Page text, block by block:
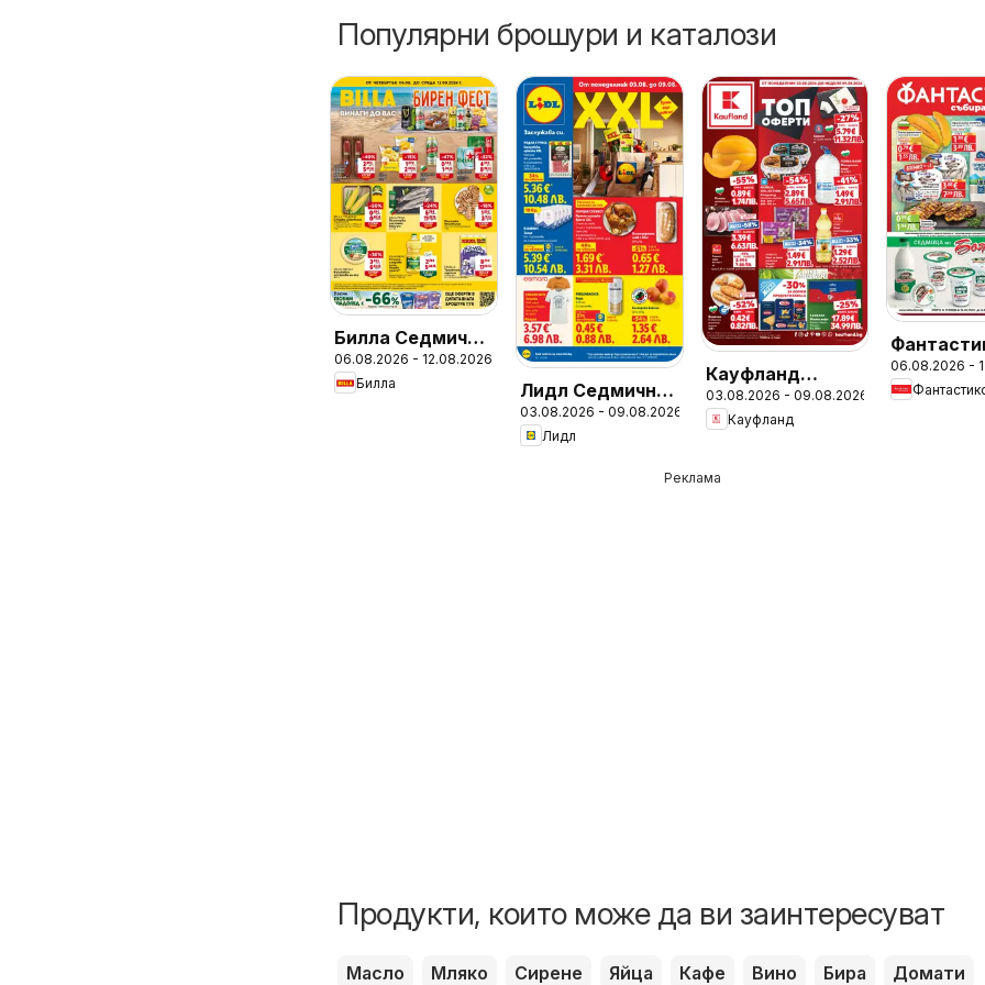
Популярни брошури и каталози
Билла Седмична
брошура
06.08.2026 - 12.08.2026
Билла
Лидл Седмична
брошура
03.08.2026 - 09.08.2026
Лидл
Кауфланд
Седмична
брошура
03.08.2026 - 09.08.2026
Кауфланд
Седмична
брошура
06.08.2026 -
Реклама
Продукти, които може да ви заинтересуват
Масло Мляко Сирене Яйца Кафе Вино Бира Домати